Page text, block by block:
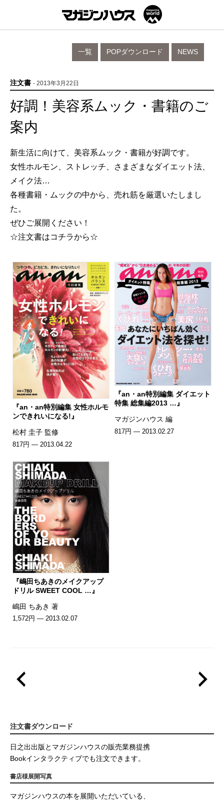
NEWS
POPダウンロード
一覧
注文書 - 2013年3月22日
好調！美容系ムック・書籍のご
案内
新生活に向けて、美容系ムック・書籍が好調です。
女性ホルモン、ストレッチ、さまざまなダイエット法、
メイク法…
各種書籍・ムックの中から、売れ筋を厳選いたしまし
た。
ぜひご展開ください！
☆注文書はコチラから☆
『an・an特別編集 女性ホルモ
ンできれいになる!』
松村 圭子 監修
817円 — 2013.04.22
『an・an特別編集 ダイエット
特集 総集編2013 …』
マガジンハウス 編
817円 — 2013.02.27
『嶋田ちあきのメイクアップ
ドリル SWEET COOL …』
嶋田 ちあき 著
1,572円 — 2013.02.07
注文書ダウンロード
日之出出版とマガジンハウスの販売業務提携
Bookインタラクティブでも注文できます。
書店様展開写真
マガジンハウスの本を展開いただいている、